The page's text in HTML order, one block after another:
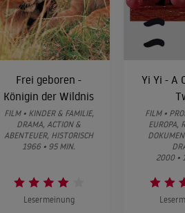
Frei geboren -
Königin der Wildnis
FILM • KINDER & FAMILIE,
DRAMA, ACTION &
ABENTEUER, HISTORISCH
1966 • 95 MIN.
Lesermeinung
Yi Yi - A
FILM •
EUROPA,
2000 •